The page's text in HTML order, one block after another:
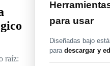
raíz:
para usar
Diseñadas bajo
paradescargar y